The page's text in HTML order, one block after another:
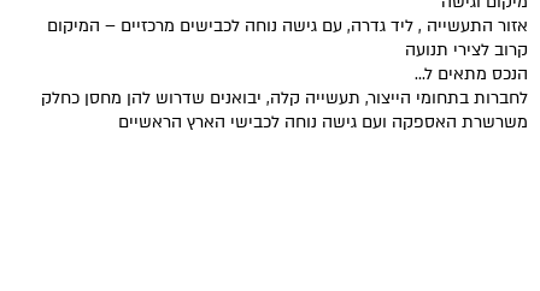
אזור התעשייה , ליד גדרה, עם גישה נוחה לכבישים מרכזיים – המיקום
קרוב לצירי תנועה
הנכס מתאים ל…
לחברות בתחומי הייצור, תעשייה קלה, יבואנים שדרוש להן מחסן כחלק
משרשרת האספקה ועם גישה נוחה לכבישי הארץ הראשיים